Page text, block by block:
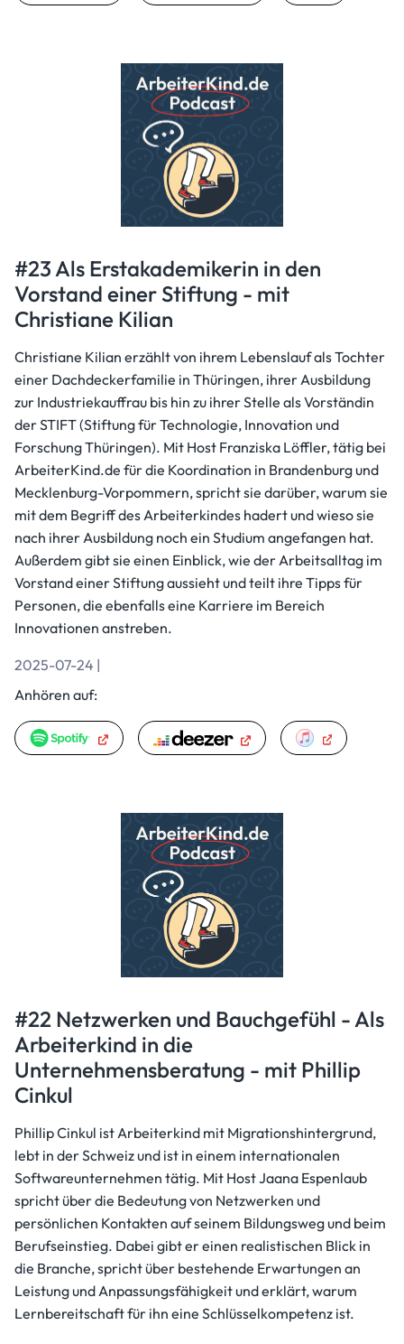
#23 Als Erstakademikerin in den
Vorstand einer Stiftung - mit
Christiane Kilian
Christiane Kilian erzählt von ihrem Lebenslauf als Tochter
einer Dachdeckerfamilie in Thüringen, ihrer Ausbildung
zur Industriekauffrau bis hin zu ihrer Stelle als Vorständin
der STIFT (Stiftung für Technologie, Innovation und
Forschung Thüringen). Mit Host Franziska Löffler, tätig bei
ArbeiterKind.de für die Koordination in Brandenburg und
Mecklenburg-Vorpommern, spricht sie darüber, warum sie
mit dem Begriff des Arbeiterkindes hadert und wieso sie
nach ihrer Ausbildung noch ein Studium angefangen hat.
Außerdem gibt sie einen Einblick, wie der Arbeitsalltag im
Vorstand einer Stiftung aussieht und teilt ihre Tipps für
Personen, die ebenfalls eine Karriere im Bereich
Innovationen anstreben.
2025-07-24 |
Anhören auf:
#22 Netzwerken und Bauchgefühl - Als
Arbeiterkind in die
Unternehmensberatung - mit Phillip
Cinkul
Phillip Cinkul ist Arbeiterkind mit Migrationshintergrund,
lebt in der Schweiz und ist in einem internationalen
Softwareunternehmen tätig. Mit Host Jaana Espenlaub
spricht über die Bedeutung von Netzwerken und
persönlichen Kontakten auf seinem Bildungsweg und beim
Berufseinstieg. Dabei gibt er einen realistischen Blick in
die Branche, spricht über bestehende Erwartungen an
Leistung und Anpassungsfähigkeit und erklärt, warum
Lernbereitschaft für ihn eine Schlüsselkompetenz ist.